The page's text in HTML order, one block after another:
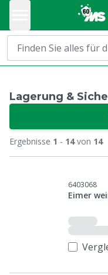
Lagerung &
Ergebnisse 1 - 14von 14
6403068
Eimer